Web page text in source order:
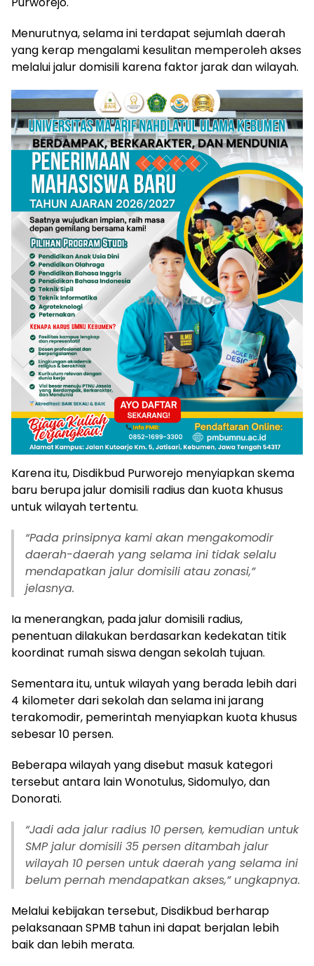
Menurutnya, selama ini terdapat sejumlah daerah
yang kerap mengalami kesulitan memperoleh akses
melalui jalur domisili karena faktor jarak dan wilayah.
Karena itu, Disdikbud Purworejo menyiapkan skema
baru berupa jalur domisili radius dan kuota khusus
untuk wilayah tertentu.
“Pada prinsipnya kami akan mengakomodir
daerah-daerah yang selama ini tidak selalu
mendapatkan jalur domisili atau zonasi,”
jelasnya.
Ia menerangkan, pada jalur domisili radius,
penentuan dilakukan berdasarkan kedekatan titik
koordinat rumah siswa dengan sekolah tujuan.
Sementara itu, untuk wilayah yang berada lebih dari
4 kilometer dari sekolah dan selama ini jarang
terakomodir, pemerintah menyiapkan kuota khusus
sebesar 10 persen.
Beberapa wilayah yang disebut masuk kategori
tersebut antara lain Wonotulus, Sidomulyo, dan
Donorati.
“Jadi ada jalur radius 10 persen, kemudian untuk
SMP jalur domisili 35 persen ditambah jalur
wilayah 10 persen untuk daerah yang selama ini
belum pernah mendapatkan akses,” ungkapnya.
Melalui kebijakan tersebut, Disdikbud berharap
pelaksanaan SPMB tahun ini dapat berjalan lebih
baik dan lebih merata.